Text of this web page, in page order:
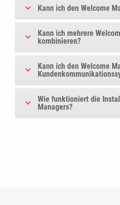
Kann ich den Welcome
Kann ich mehrere
kombinieren?
Kann ich den Welcome
Wie funktioniert die
Managers?